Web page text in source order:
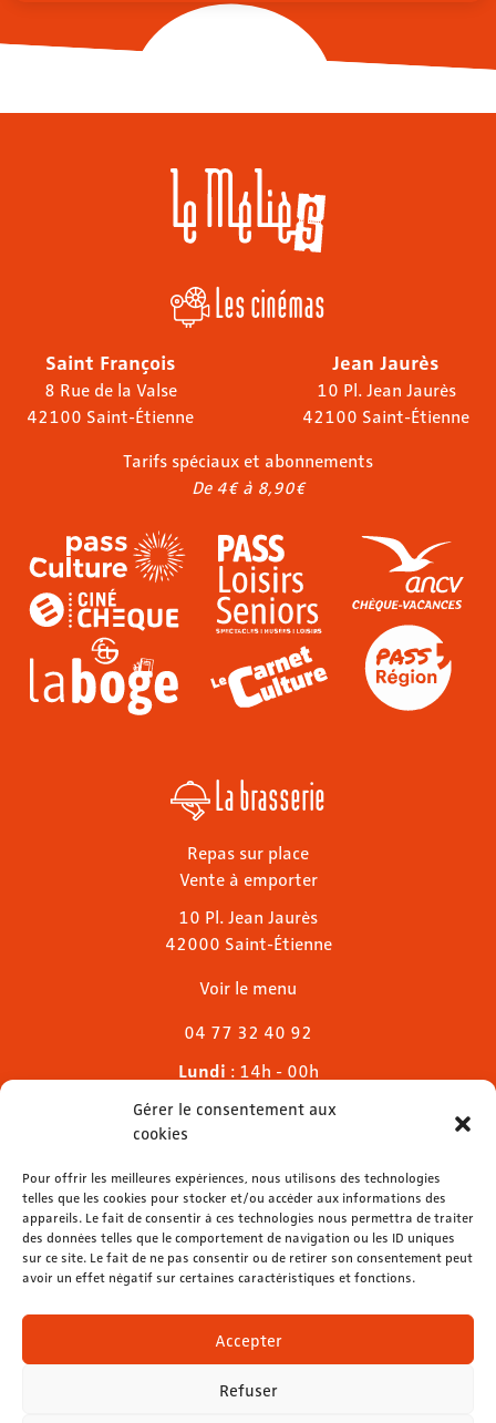
Gérer le consentement aux
cookies
Pour offrir les meilleures expériences, nous utilisons des technologies
telles que les cookies pour stocker et/ou accéder aux informations des
appareils. Le fait de consentir à ces technologies nous permettra de traiter
des données telles que le comportement de navigation ou les ID uniques
sur ce site. Le fait de ne pas consentir ou de retirer son consentement peut
avoir un effet négatif sur certaines caractéristiques et fonctions.
Accepter
Refuser
Les cinémas
Saint François
8 Rue de la Valse
42100 Saint-Étienne
Jean Jaurès
10 Pl. Jean Jaurès
42100 Saint-Étienne
Tarifs spéciaux et abonnements
De 4€ à 8,90€
La brasserie
Repas sur place
Vente à emporter
10 Pl. Jean Jaurès
42000 Saint-Étienne
Voir le menu
04 77 32 40 92
Lundi : 14h - 00h
Mardi & mercredi : 11h - 00h30
Jeudi
Dimanche: 11h - 00h
04 77 32 32 01